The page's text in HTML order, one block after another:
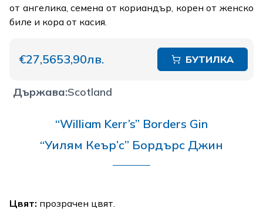
от ангелика, семена от кориандър, корен от женско
биле и кора от касия.
€27,5653,90лв. БУТИЛКА
Държава:Scotland
“William Kerr’s” Borders Gin
“Уилям Кеър’с” Бордърс Джин
Цвят: прозрачен цвят.